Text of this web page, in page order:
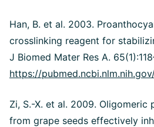
Han, B. et al. 2003.
crosslinking reagent for
J Biomed Mater Res A.
https://
Zi, S.-X. et al. 2009. Oligomeric
from grape seeds effectively